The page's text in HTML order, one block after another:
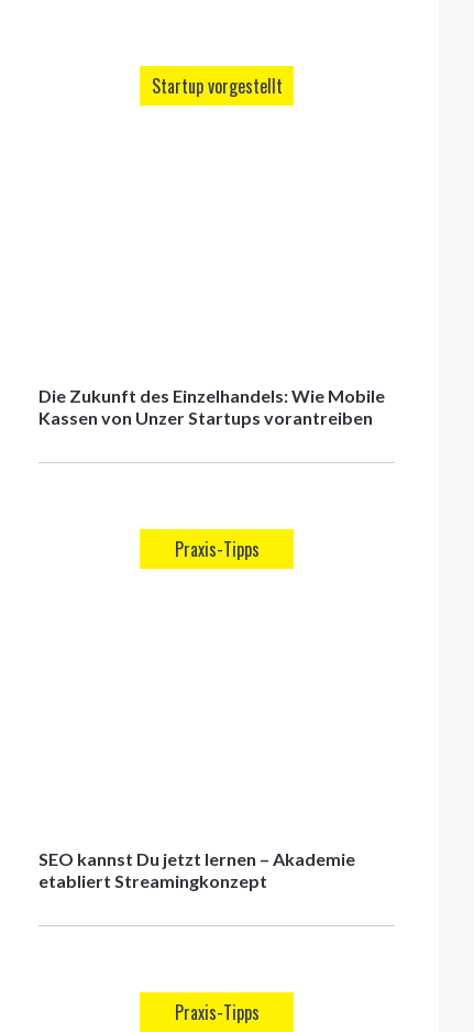
Startup vorgestellt
Die Zukunft des Einzelhandels: Wie Mobile
Kassen von Unzer Startups vorantreiben
Praxis-Tipps
SEO kannst Du jetzt lernen – Akademie
etabliert Streamingkonzept
Praxis-Tipps